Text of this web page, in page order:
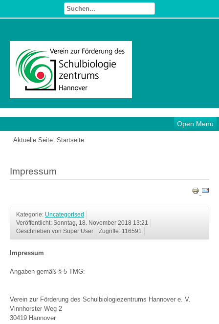
Open Menu
Aktuelle Seite: Startseite
Impressum
Kategorie: Uncategorised
Veröffentlicht: Sonntag, 18. November 2018 13:21
Geschrieben von Super User
Zugriffe: 116591
Impressum
Angaben gemäß § 5 TMG:
Verein zur Förderung des Schulbiologiezentrums Hannover e. V.
Vinnhorster Weg 2
30419 Hannover